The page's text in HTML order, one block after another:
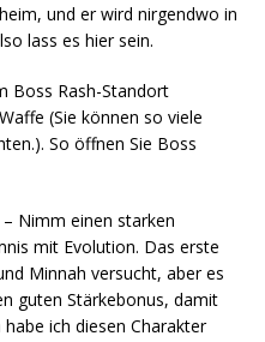
und er wird nirgendwo in
lass es hier sein.
Boss Rash-Standort
(Sie können so viele
So öffnen Sie Boss
Nimm einen starken
mit Evolution. Das erste
Minnah versucht, aber es
guten Stärkebonus, damit
ich diesen Charakter